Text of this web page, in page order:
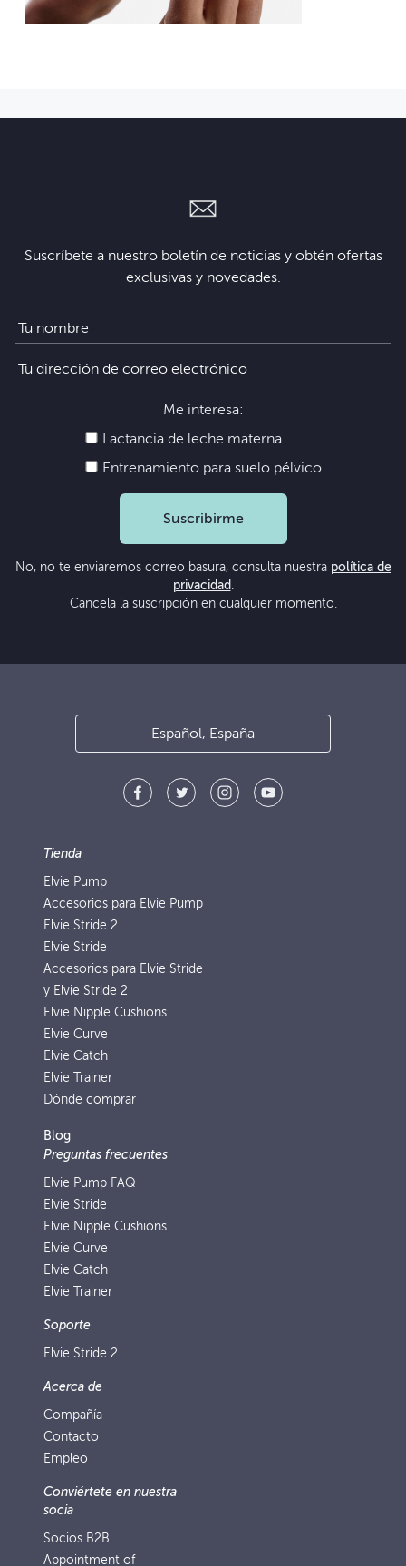
Suscríbete a nuestro boletín de noticias y obtén ofertas
exclusivas y novedades.
Me interesa:
Lactancia de leche materna
Entrenamiento para suelo pélvico
Suscribirme
No, no te enviaremos correo basura, consulta nuestra política de
privacidad .
Cancela la suscripción en cualquier momento.
Español, España
Tienda
Elvie Pump
Accesorios para Elvie Pump
Elvie Stride 2
Elvie Stride
Accesorios para Elvie Stride
y Elvie Stride 2
Elvie Nipple Cushions
Elvie Curve
Elvie Catch
Elvie Trainer
Dónde comprar
Blog
Preguntas frecuentes
Elvie Pump FAQ
Elvie Stride
Elvie Nipple Cushions
Elvie Curve
Elvie Catch
Elvie Trainer
Soporte
Elvie Stride 2
Acerca de
Compañía
Contacto
Empleo
Conviértete en nuestra
socia
Socios B2B
Appointment of